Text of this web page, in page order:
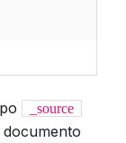
_source